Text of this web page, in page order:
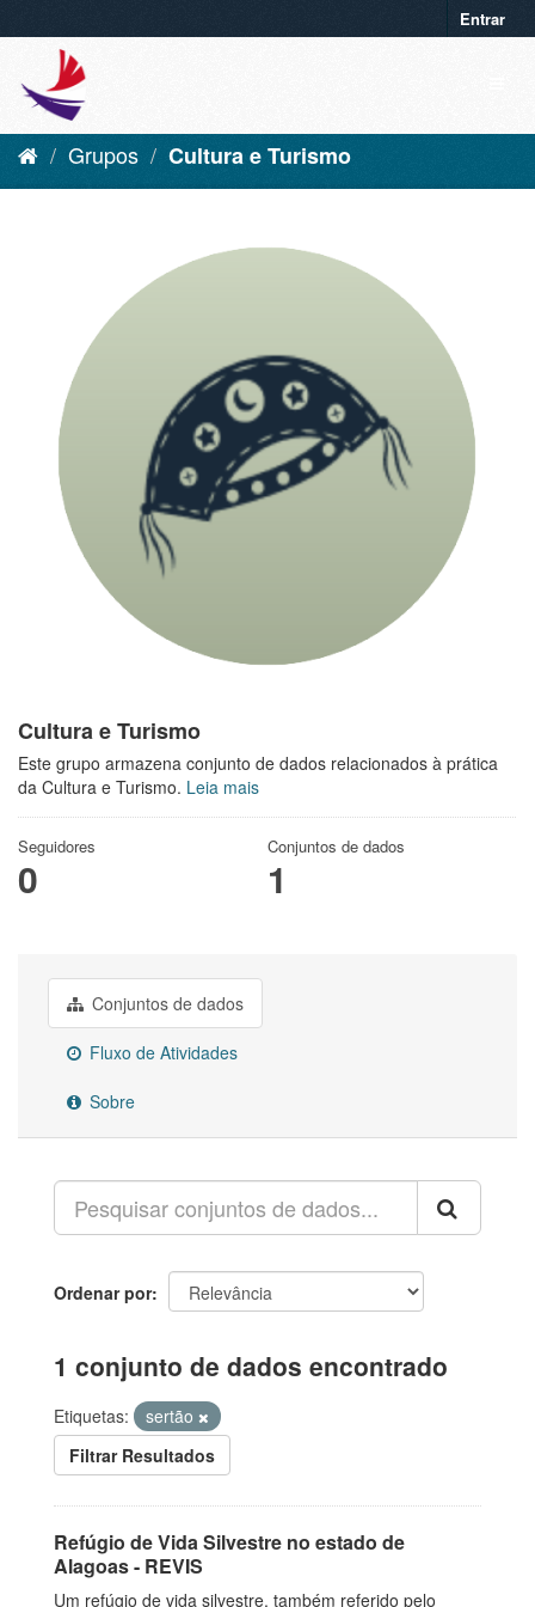
Entrar
Grupos Cultura e Turismo
Cultura e Turismo
Este grupo armazena conjunto de dados relacionados à prática
da Cultura e Turismo. Leia mais
Seguidores
0
Conjuntos de dados
1
Conjuntos de dados
Fluxo de Atividades
Sobre
Ordenar por
1 conjunto de dados encontrado
Etiquetas:
sertão
Filtrar Resultados
Refúgio de Vida Silvestre no estado de
Alagoas - REVIS
Um refúgio de vida silvestre, também referido pelo